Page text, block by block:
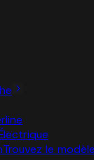
Trouvez le